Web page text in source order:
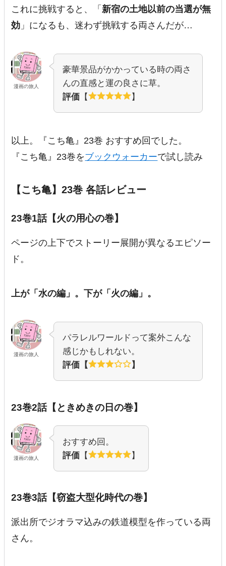
これに挑戦すると、「 新宿の土地以前の当選が無
効 」になるも、迷わず挑戦する両さんだが…
漫画の旅人
豪華景品がかかっている時の両さ
んの直感と運の良さに草。
評価 【 】
以上。『こち亀』23巻 おすすめ回でした。
『こち亀』23巻をブックウォーカーで試し読み
【こち亀】23巻 各話レビュー
23巻1話【火の用心の巻】
ページの上下でストーリー展開が異なるエピソー
ド。
上が「水の編」。下が「火の編」。
漫画の旅人
パラレルワールドって案外こんな
感じかもしれない。
評価【
】
23巻2話【ときめきの日の巻】
漫画の旅人
おすすめ回。
評価 【 】
23巻3話【窃盗大型化時代の巻】
派出所でジオラマ込みの鉄道模型を作っている両
さん。